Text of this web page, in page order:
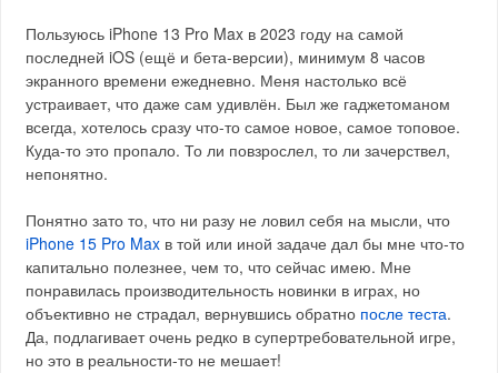
Пользуюсь iPhone 13 Pro Max в 2023 году на самой
последней iOS (ещё и бета-версии), минимум 8 часов
экранного времени ежедневно. Меня настолько всё
устраивает, что даже сам удивлён. Был же гаджетоманом
всегда, хотелось сразу что-то самое новое, самое топовое.
Куда-то это пропало. То ли повзрослел, то ли зачерствел,
непонятно.
Понятно зато то, что ни разу не ловил себя на мысли, что
iPhone 15 Pro Max в той или иной задаче дал бы мне что-то
капитально полезнее, чем то, что сейчас имею. Мне
понравилась производительность новинки в играх, но
объективно не страдал, вернувшись обратно после теста.
Да, подлагивает очень редко в супертребовательной игре,
но это в реальности-то не мешает!